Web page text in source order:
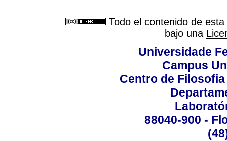
Todo el contenido de
bajo una
Universidade
Campus
Centro de
88040-900 -